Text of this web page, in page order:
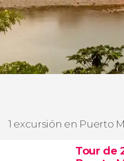
1 excursión en Puerto
Tour de